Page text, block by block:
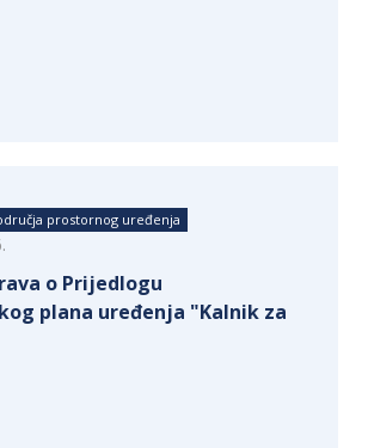
prostornog uređenja
o Prijedlogu
plana uređenja "Kalnik za